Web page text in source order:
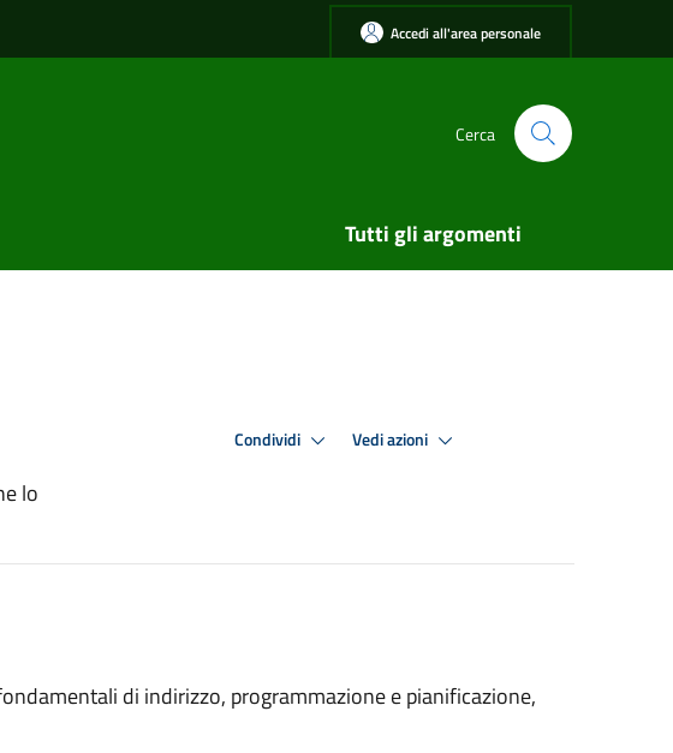
Accedi all'area personale
Cerca
Tutti gli argomenti
lo
Condividi Vedi azioni
di indirizzo, programmazione e pianificazione,